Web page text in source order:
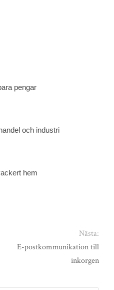
pengar
och industri
hem
Nästa:
E-postkommunikation till
inkorgen